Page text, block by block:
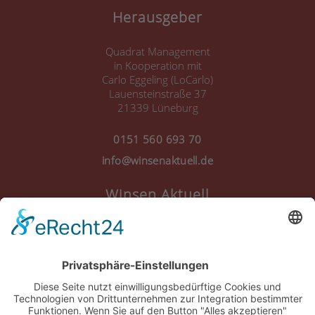
Herausgeber
Quadrat Management
in Kooperation mit
Carlo Eggeling (LoCarlo)
Lauensteinstraße 37
21339 Lüneburg
0151 560 693 70
info@winsenaktuell.de
Winsen Aktuell
Nutzungsbedingungen
Über Uns